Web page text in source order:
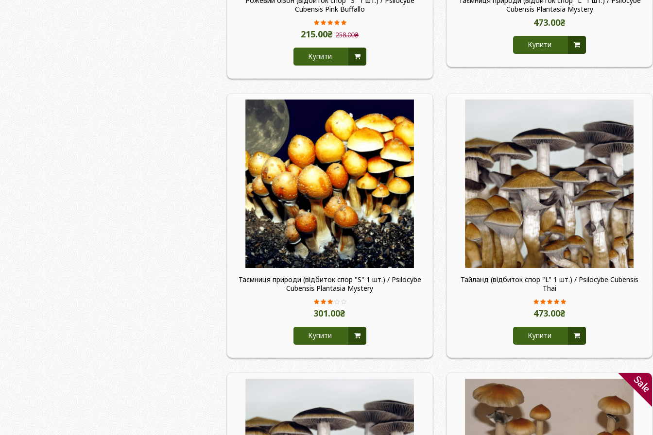
Cubensis Pink Buffallo
215.00₴ 258.00₴
Купити
Cubensis Plantasia Mystery
473.00₴
Купити
Таємниця природи (відбиток спор "S" 1 шт.) / Psilocybe
Cubensis Plantasia Mystery
301.00₴
Купити
Тайланд (відбиток спор "L" 1 шт.) / Psilocybe Cubensis
Thai
473.00₴
Купити
Sale